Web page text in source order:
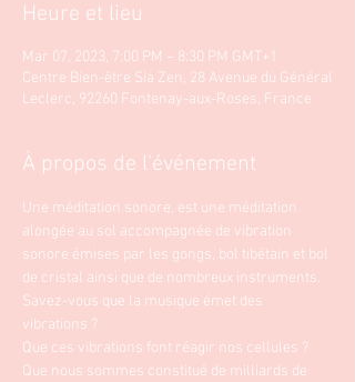
Heure et lieu
Mar 07, 2023, 7:00 PM – 8:30 PM GMT+1
Centre Bien-être Sia Zen, 28 Avenue du Général
Leclerc, 92260 Fontenay-aux-Roses, France
À propos de l'événement
Une méditation sonore, est une méditation
alongée au sol accompagnée de vibration
sonore émises par les gongs, bol tibétain et bol
de cristal ainsi que de nombreux instruments.
Savez-vous que la musique émet des
vibrations ?
Que ces vibrations font réagir nos cellules ?
Que nous sommes constitué de milliards de